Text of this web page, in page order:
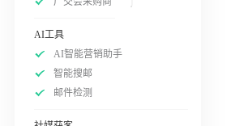
AI工具
AI智能营销助手
智能搜邮
邮件检测